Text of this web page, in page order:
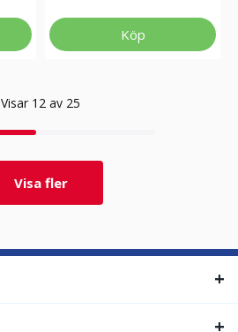
Köp
Visar 12 av 25
Visa fler